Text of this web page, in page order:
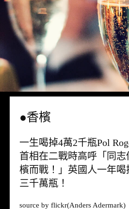
●香檳
一生喝掉4萬2千瓶Pol
首相在二戰時高呼「同
檳而戰！」英國人一年
三千萬瓶！
source by flickr(Anders Adermark)